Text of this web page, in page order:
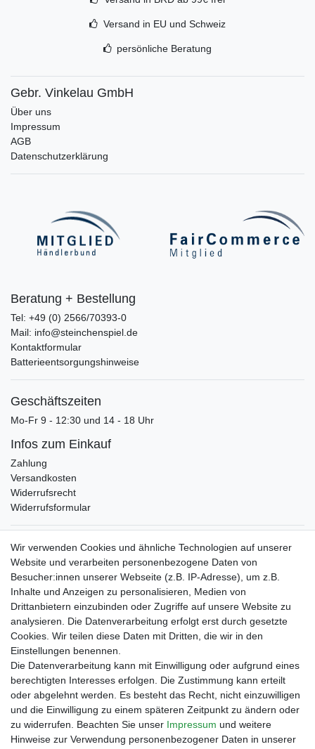
Versand in EU und Schweiz
persönliche Beratung
Gebr. Vinkelau GmbH
Über uns
Impressum
AGB
Datenschutzerklärung
Beratung + Bestellung
Tel: +49 (0) 2566/70393-0
Mail: info@steinchenspiel.de
Kontaktformular
Batterieentsorgungshinweise
Geschäftszeiten
Mo-Fr 9 - 12:30 und 14 - 18 Uhr
Infos zum Einkauf
Zahlung
Versandkosten
Widerrufsrecht
Widerrufsformular
Verpackungslizenz
bei der Landbell AG
Zahlungsarten
Vorabüberweisung
Rechnungskauf
Zahlung bei Abholung
PayPal (inkl. Kreditkarten)
Wir verwenden Cookies und ähnliche Technologien auf unserer
Website und verarbeiten personenbezogene Daten von
Besucher:innen unserer Webseite (z.B. IP-Adresse), um z.B.
Inhalte und Anzeigen zu personalisieren, Medien von
Drittanbietern einzubinden oder Zugriffe auf unsere Website zu
analysieren. Die Datenverarbeitung erfolgt erst durch gesetzte
Cookies. Wir teilen diese Daten mit Dritten, die wir in den
Einstellungen benennen.
Die Datenverarbeitung kann mit Einwilligung oder aufgrund eines
berechtigten Interesses erfolgen. Die Zustimmung kann erteilt
oder abgelehnt werden. Es besteht das Recht, nicht einzuwilligen
und die Einwilligung zu einem späteren Zeitpunkt zu ändern oder
zu widerrufen. Beachten Sie unser Impressum und weitere
Hinweise zur Verwendung personenbezogener Daten in unserer